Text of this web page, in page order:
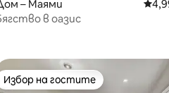
4,89 от 5, 101 отзива
– Маями
в оазис
Избор на гостите
Избор на гостите